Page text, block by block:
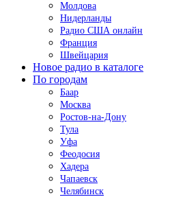
Молдова
Нидерланды
Радио США онлайн
Франция
Швейцария
Новое радио в каталоге
По городам
Баар
Москва
Ростов-на-Дону
Тула
Уфа
Феодосия
Хадера
Чапаевск
Челябинск